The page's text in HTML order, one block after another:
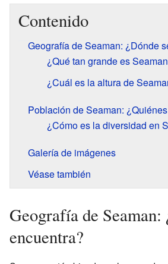
Contenido
Geografía de Seaman: ¿Dónde
¿Qué tan grande es
¿Cuál es la altura de
Población de Seaman:
¿Cómo es la diversidad en
Galería de imágenes
Véase también
Geografía de Seaman:
encuentra?